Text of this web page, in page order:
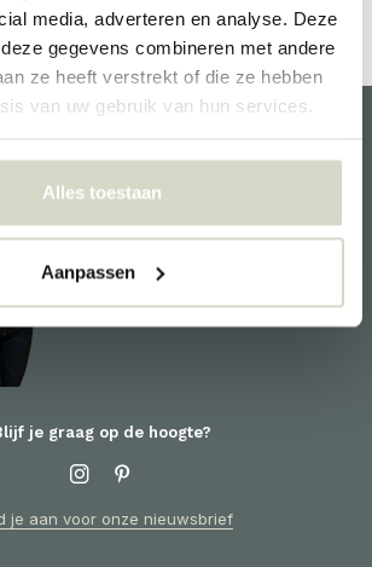
media, adverteren en analyse. Deze
gegevens combineren met andere
ze heeft verstrekt of die ze hebben
van uw gebruik van hun services.
Alles toestaan
Aanpassen
We helpen je graag en staan
voor je klaar! Voor informatie
neem contact op met de
je graag op de hoogte?
je aan voor onze nieuwsbrief